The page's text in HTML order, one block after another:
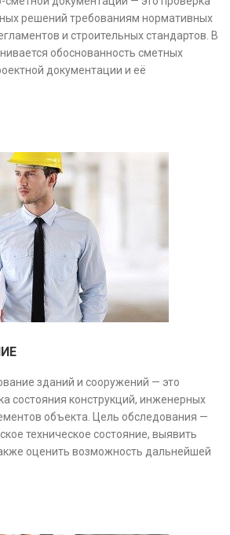
решений требованиям нормативных
и строительных стандартов. В
обоснованность сметных
документации и её
на этапе строительства и
зданий и сооружений — это
состояния конструкций, инженерных
объекта. Цель обследования —
техническое состояние, выявить
оценить возможность дальнейшей